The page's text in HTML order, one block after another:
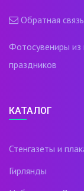
Обратная связь
Фотосувениры
праздников
КАТАЛОГ
Стенгазеты и
Гирлянды